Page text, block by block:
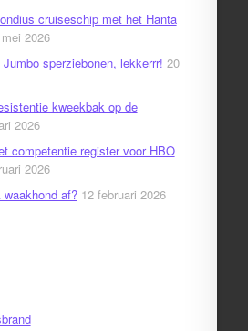
cruiseschip met het Hanta
2026
sperziebonen, lekkerrr! 20
kweekbak op de
2026
competentie register voor HBO
2026
af? 12 februari 2026